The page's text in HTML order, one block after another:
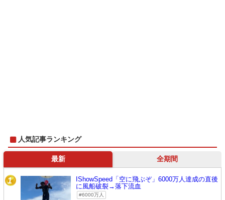
人気記事ランキング
最新 全期間
1
IShowSpeed「空に飛ぶぞ」6000万人達成の直後
に風船破裂→落下流血
6000万人